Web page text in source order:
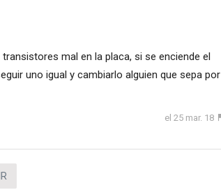
mal en la placa, si se enciende el
uno igual y cambiarlo alguien que sepa por
el 25 mar. 18